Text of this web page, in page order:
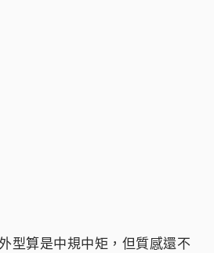
型算是中規中矩，但質感還不